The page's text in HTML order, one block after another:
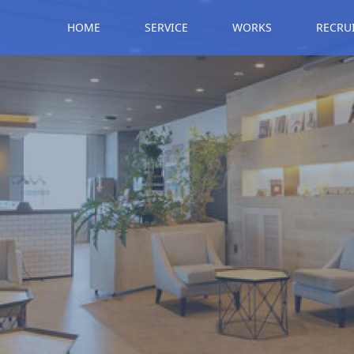
HOME SERVICE WORKS